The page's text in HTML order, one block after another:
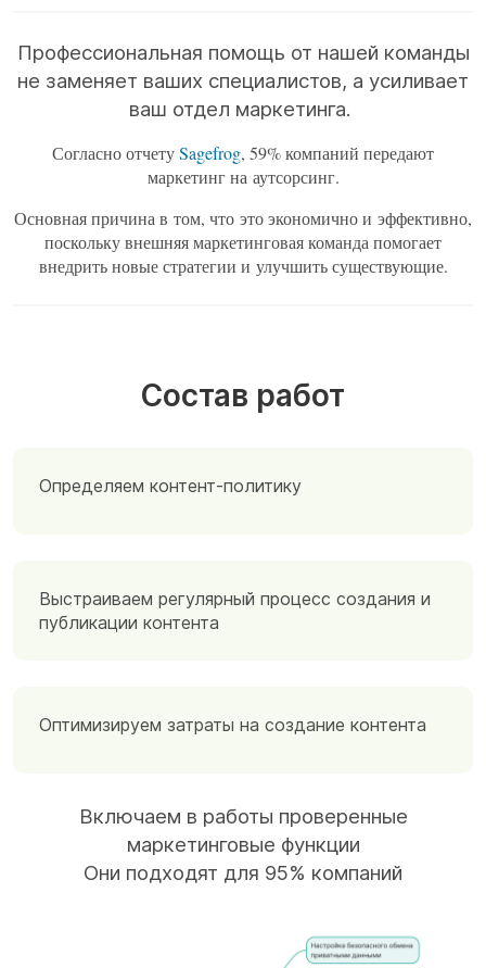
Профессиональная помощь от нашей команды
не заменяет ваших специалистов, а усиливает
ваш отдел маркетинга.
Согласно отчетуSagefrog, 59% компаний передают
маркетинг на аутсорсинг.
Основная причина в том, что это экономично и эффективно,
поскольку внешняя маркетинговая команда помогает
внедрить новые стратегии и улучшить существующие.
Состав работ
Определяем контент-политику
Выстраиваем регулярный процесс создания и
публикации контента
Оптимизируем затраты на создание контента
Включаем в работы проверенные
маркетинговые функции
Они подходят для 95% компаний